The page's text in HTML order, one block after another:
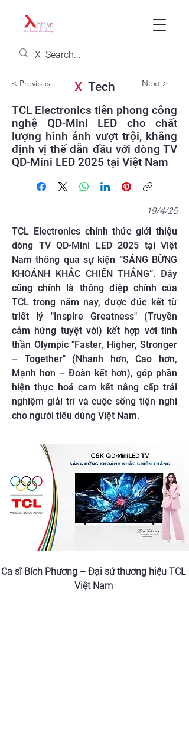
< Previous X Tech Next >
TCL Electronics tiên phong công
nghệ QD-Mini LED cho chất
lượng hình ảnh vượt trội, khẳng
định vị thế dẫn đầu với dòng TV
QD-Mini LED 2025 tại Việt Nam
19/4/25
TCL Electronics chính thức giới thiệu
dòng TV QD-Mini LED 2025 tại Việt
Nam thông qua sự kiện “SÁNG BỪNG
KHOẢNH KHẮC CHIẾN THẮNG”. Đây
cũng chính là thông điệp chính của
TCL trong năm nay, được đúc kết từ
triết lý "Inspire Greatness" (Truyền
cảm hứng tuyệt vời) kết hợp với tinh
thần Olympic "Faster, Higher, Stronger
– Together" (Nhanh hơn, Cao hơn,
Mạnh hơn – Đoàn kết hơn), góp phần
hiện thực hoá cam kết nâng cấp trải
nghiệm giải trí và cuộc sống tiện nghi
cho người tiêu dùng Việt Nam.
Ca sĩ Bích Phương – Đại sứ thương hiệu TCL
Việt Nam